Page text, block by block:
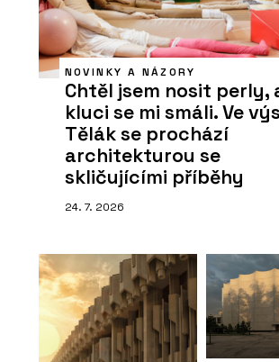
NOVINKY A NÁZORY
Chtěl jsem nosit perly,
kluci se mi smáli. Ve
Tělák se prochází
architekturou se
skličujícími příběhy
24. 7. 2026